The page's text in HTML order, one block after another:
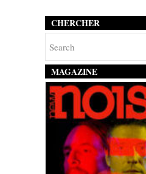
CHERCHER
MAGAZINE